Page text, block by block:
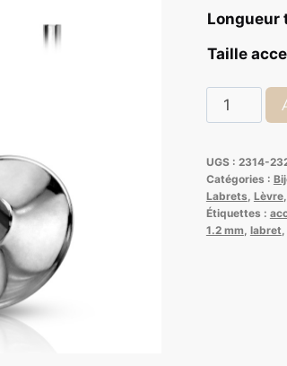
Longueur
Taille
quantité
de
Push
In
Acier
UGS : 2314-
Catégories :
Labrets Lèvre,
Étiquettes :
1.2 mm labret